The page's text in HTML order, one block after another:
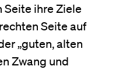
ihre Ziele
Seite auf
„guten, alten
Zwang und